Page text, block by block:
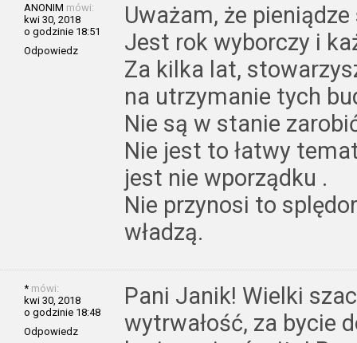
ANONIM mówi:
kwi 30, 2018
o godzinie 18:51
Odpowiedz
Uważam, że
Jest rok wyborczy i
Za kilka lat,
na utrzymanie tych
Nie są w stanie
Nie jest to łatwy
jest nie wporządku .
Nie przynosi to
władzą.
* mówi:
kwi 30, 2018
o godzinie 18:48
Odpowiedz
Pani Janik! Wielki
wytrwałość, za bycie